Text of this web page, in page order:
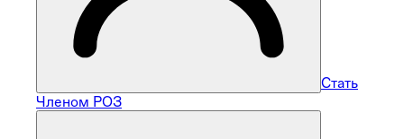
Стать
Членом РОЗ